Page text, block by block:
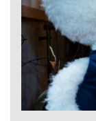
sobota, 22. 08.
FeKKids:
več avtorjev